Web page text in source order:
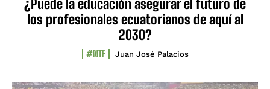
¿Puede la educación asegurar el futuro de
los profesionales ecuatorianos de aquí al
2030?
#NTF Juan José Palacios